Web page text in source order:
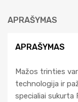
APRAŠYMAS
APRAŠYMAS
Mažos trinties
technologija ir
specialiai sukurta